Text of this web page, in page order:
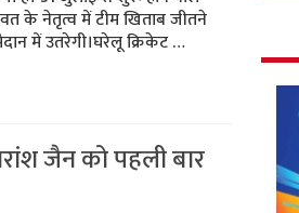
के नेतृत्व में टीम खिताब जीतने
में उतरेगी।घरेलू क्रिकेट …
जैन को पहली बार